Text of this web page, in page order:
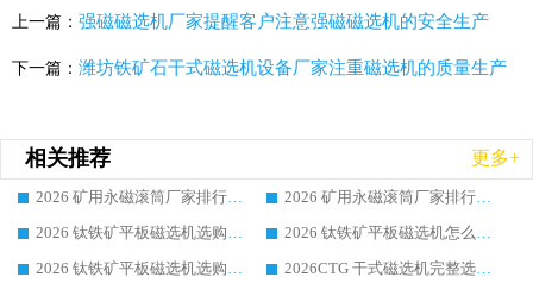
上一篇： 强磁磁选机厂家提醒客户注意强磁磁选机的安全生产
下一篇： 潍坊铁矿石干式磁选机设备厂家注重磁选机的质量生产
相关推荐 更多+
2026 矿用永磁滚筒厂家排行榜选购干货指南 行业口碑标杆华体会手机网页版-华体会(中国) 实力出众
2026 矿用永磁滚筒厂家排行榜选购指南，行业口碑领域强者华体会手机网页版-华体会(中国)
2026 钛铁矿平板磁选机选购全攻略 市场公认优质品牌厂家实力排行榜
2026 钛铁矿平板磁选机怎么选 靠谱生产企业实力排行榜选购参考攻略
2026 钛铁矿平板磁选机选购指南 行业口碑优选品牌生产企业实力排行榜
2026CTG 干式磁选机完整选购指南 行业口碑顶尖靠谱生产龙头厂家实力推荐